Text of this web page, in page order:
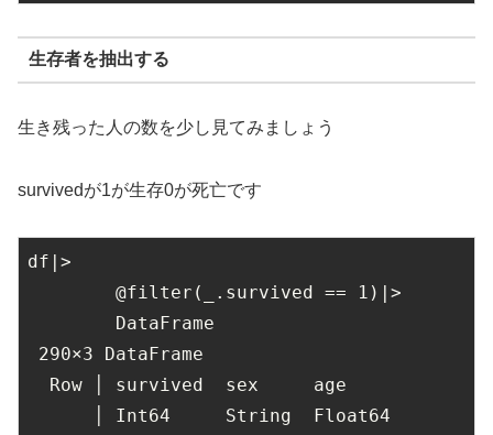
生存者を抽出する
生き残った人の数を少し見てみましょう
survivedが1が生存0が死亡です
df|>
        @filter(_.survived ==
1 )|>
290×3 DataFrame